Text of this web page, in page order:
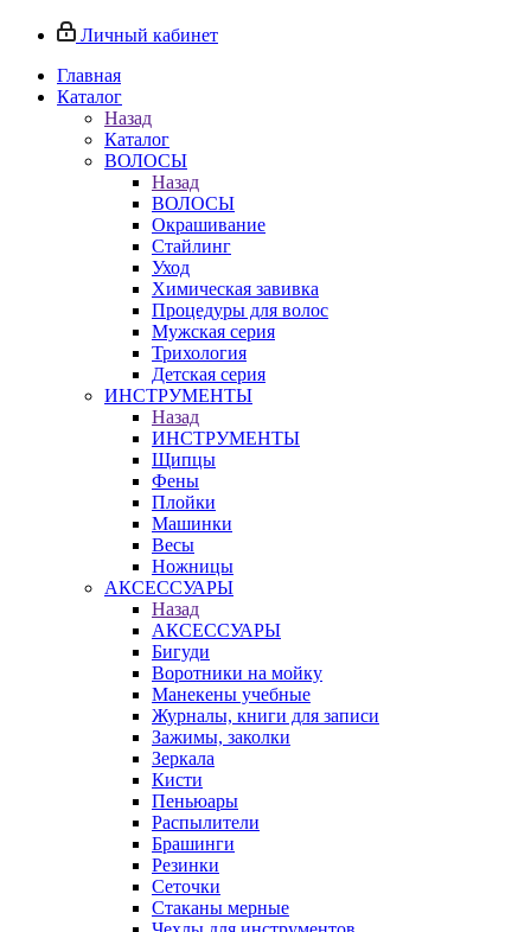
Личный кабинет
Главная
Каталог
Назад
Каталог
ВОЛОСЫ
Назад
ВОЛОСЫ
Окрашивание
Стайлинг
Уход
Химическая завивка
Процедуры для волос
Мужская серия
Трихология
Детская серия
ИНСТРУМЕНТЫ
Назад
ИНСТРУМЕНТЫ
Щипцы
Фены
Плойки
Машинки
Весы
Ножницы
АКСЕССУАРЫ
Назад
АКСЕССУАРЫ
Бигуди
Воротники на мойку
Манекены учебные
Журналы, книги для записи
Зажимы, заколки
Зеркала
Кисти
Пеньюары
Распылители
Брашинги
Резинки
Сеточки
Стаканы мерные